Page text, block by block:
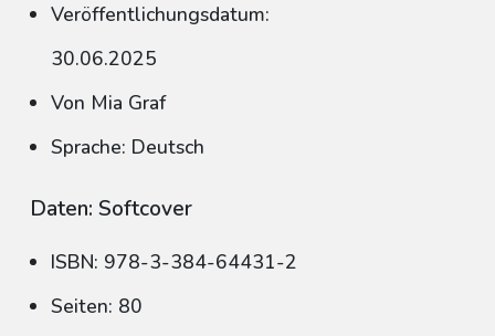
Veröffentlichungsdatum:
30.06.2025
Von Mia Graf
Sprache: Deutsch
Daten: Softcover
ISBN: 978-3-384-64431-2
Seiten: 80